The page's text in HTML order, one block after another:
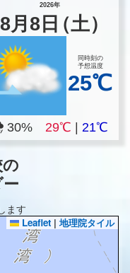
2026年
8月8 日（土）
同時刻の
予想温度
25℃
30%29℃ |21℃
ます
Leaflet | 地理院タイル